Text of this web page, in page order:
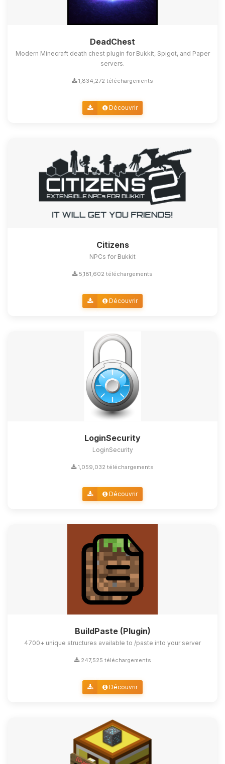
DeadChest
Modern Minecraft death chest plugin for Bukkit, Spigot, and Paper
servers.
1,834,272 téléchargements
Découvrir
Citizens
NPCs for Bukkit
5,181,602 téléchargements
Découvrir
LoginSecurity
LoginSecurity
1,059,032 téléchargements
Découvrir
BuildPaste (Plugin)
4700+ unique structures available to /paste into your server
247,525 téléchargements
Découvrir